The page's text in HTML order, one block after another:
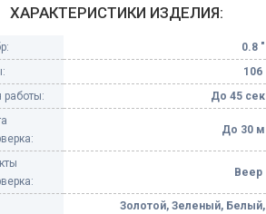
Небесные фонарики
Оборудование для
Елочные гирлянды
ХАРАКТЕРИСТИКИ ИЗДЕЛИЯ:
0.8 "
106
работы:
До 45 сек
До 30 м
Веер
Золотой, Зеленый, Белый,